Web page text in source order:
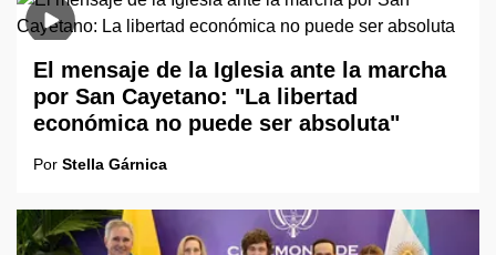
El mensaje de la Iglesia ante la marcha
por San Cayetano: "La libertad
económica no puede ser absoluta"
Por Stella Gárnica